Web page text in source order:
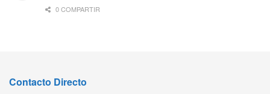
0 COMPARTIR
Contacto Directo